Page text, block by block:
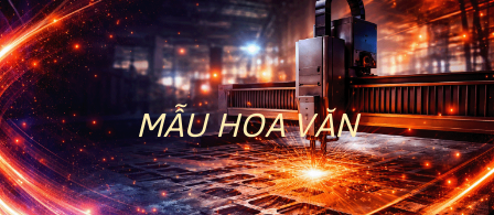
GIA CÔNG CNC LASER
MẪU HOA VĂN